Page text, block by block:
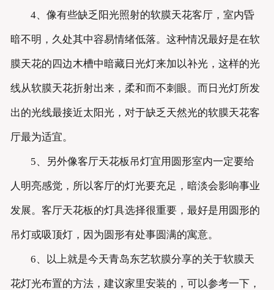
4、像有些缺乏阳光照射的软膜天花客厅，室内昏
暗不明，久处其中容易情绪低落。这种情况最好是在软
膜天花的四边木槽中暗藏日光灯来加以补光，这样的光
线从软膜天花折射出来，柔和而不刺眼。而日光灯所发
出的光线最接近太阳光，对于缺乏天然光的软膜天花客
厅最为适宜。
5、另外像客厅天花板吊灯宜用圆形室内一定要给
人明亮感觉，所以客厅的灯光要充足，暗淡会影响事业
发展。客厅天花板的灯具选择很重要，最好是用圆形的
吊灯或吸顶灯，因为圆形有处事圆满的寓意。
6、以上就是今天青岛东艺软膜分享的关于软膜天
花灯光布置的方法，建议家里安装的，可以参考一下，